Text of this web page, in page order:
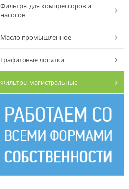
Фильтры для компрессоров и
насосов
Масло промышленное
Графитовые лопатки
Фильтры магистральные